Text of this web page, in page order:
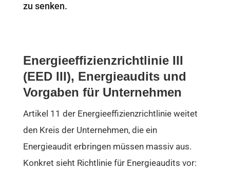
zu senken.
Energieeffizienzrichtlinie III
(EED III), Energieaudits und
Vorgaben für Unternehmen
Artikel 11 der Energieeffizienzrichtlinie weitet
den Kreis der Unternehmen, die ein
Energieaudit erbringen müssen massiv aus.
Konkret sieht Richtlinie für Energieaudits vor: